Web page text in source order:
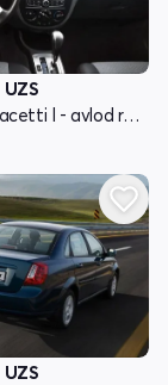
UZS
Chevrolet Lacetti I - avlod restyling
UZS